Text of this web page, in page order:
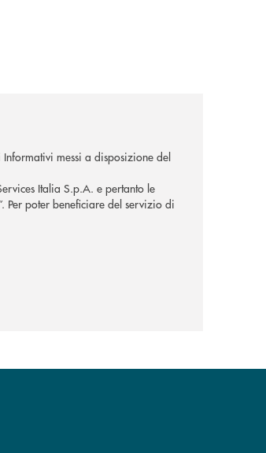
messi a disposizione del
Italia S.p.A. e pertanto le
Per poter beneficiare del servizio di